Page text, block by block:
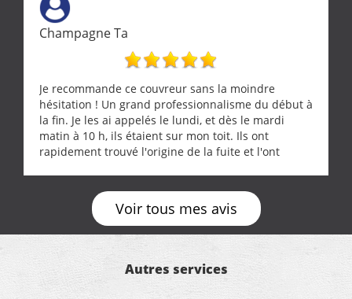
Champagne Ta
Je recommande ce couvreur sans la moindre
hésitation ! Un grand professionnalisme du début à
la fin. Je les ai appelés le lundi, et dès le mardi
matin à 10 h, ils étaient sur mon toit. Ils ont
rapidement trouvé l'origine de la fuite et l'ont
vraiment rassurant de pouvoir compter sur des
artisans aussi professionnels. Merci encore !
Voir tous mes avis
Autres services